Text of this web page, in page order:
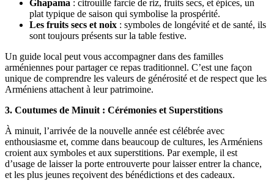
Ghapama : citrouille farcie de riz, fruits secs, et épices, un
plat typique de saison qui symbolise la prospérité.
Les fruits secs et noix : symboles de longévité et de santé, ils
sont toujours présents sur la table festive.
Un guide local peut vous accompagner dans des familles
arméniennes pour partager ce repas traditionnel. C’est une façon
unique de comprendre les valeurs de générosité et de respect que les
Arméniens attachent à leur patrimoine.
3. Coutumes de Minuit : Cérémonies et Superstitions
À minuit, l’arrivée de la nouvelle année est célébrée avec
enthousiasme et, comme dans beaucoup de cultures, les Arméniens
croient aux symboles et aux superstitions. Par exemple, il est
d’usage de laisser la porte entrouverte pour laisser entrer la chance,
et les plus jeunes reçoivent des bénédictions et des cadeaux.